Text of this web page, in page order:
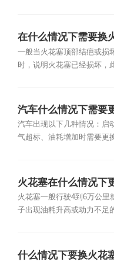
在什么情况下需要换
一般当火花塞顶部结疤或损
时，说明火花塞已经损坏，
汽车什么情况下需要
汽车出现以下几种情况：启
气超标、油耗增加时需要更
火花塞在什么情况下
火花塞一般行驶4到6万公里
子出现油耗升高或动力不足
什么情况下要换火花